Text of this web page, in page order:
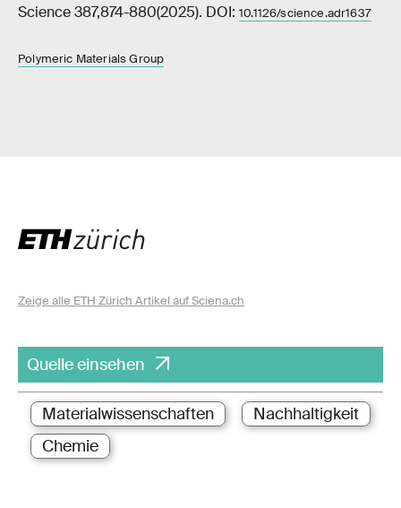
Science 387,874-880(2025). DOI: 10.1126/science.adr1637
Polymeric Materials Group
Zeige alle ETH Zürich Artikel auf Sciena.ch
Quelle einsehen
Materialwissenschaften
Nachhaltigkeit
Chemie